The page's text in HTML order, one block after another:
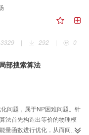
、插值、扰动等。利用这
行编辑与设计。系统还提供
纹理来对毛发的粗细、疏密
统具有较强的短毛造型能
3329
| 292 | 0
部搜索算法
问题，属于NP困难问题。针
法首先构造出等价的物理模
量函数进行优化，从而间接